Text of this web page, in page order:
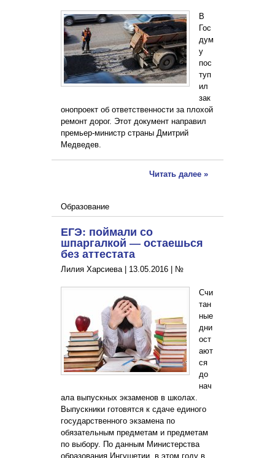
В
Гос
дум
у
пос
туп
ил
зак
онопроект об ответственности за плохой
ремонт дорог. Этот документ направил
премьер-министр страны Дмитрий
Медведев.
Читать далее »
Образование
ЕГЭ: поймали со
шпаргалкой — остаешься
без аттестата
Лилия Харсиева | 13.05.2016 №
Счи
тан
ные
дни
ост
ают
ся
до
нач
ала выпускных экзаменов в школах.
Выпускники готовятся к сдаче единого
государственного экзамена по
обязательным предметам и предметам
по выбору. По данным Министерства
образования Ингушетии, в этом году в